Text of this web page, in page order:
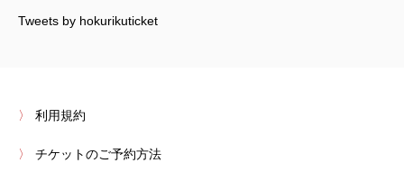
Tweets by hokurikuticket
利用規約
チケットのご予約方法